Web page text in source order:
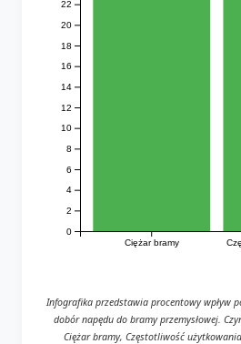
Ciężar bramy
0
2
4
6
8
10
12
14
16
18
20
22
Infografika przedstawia procentowy wpływ
dobór napędu do bramy przemysłowej.
Ciężar bramy, Częstotliwość